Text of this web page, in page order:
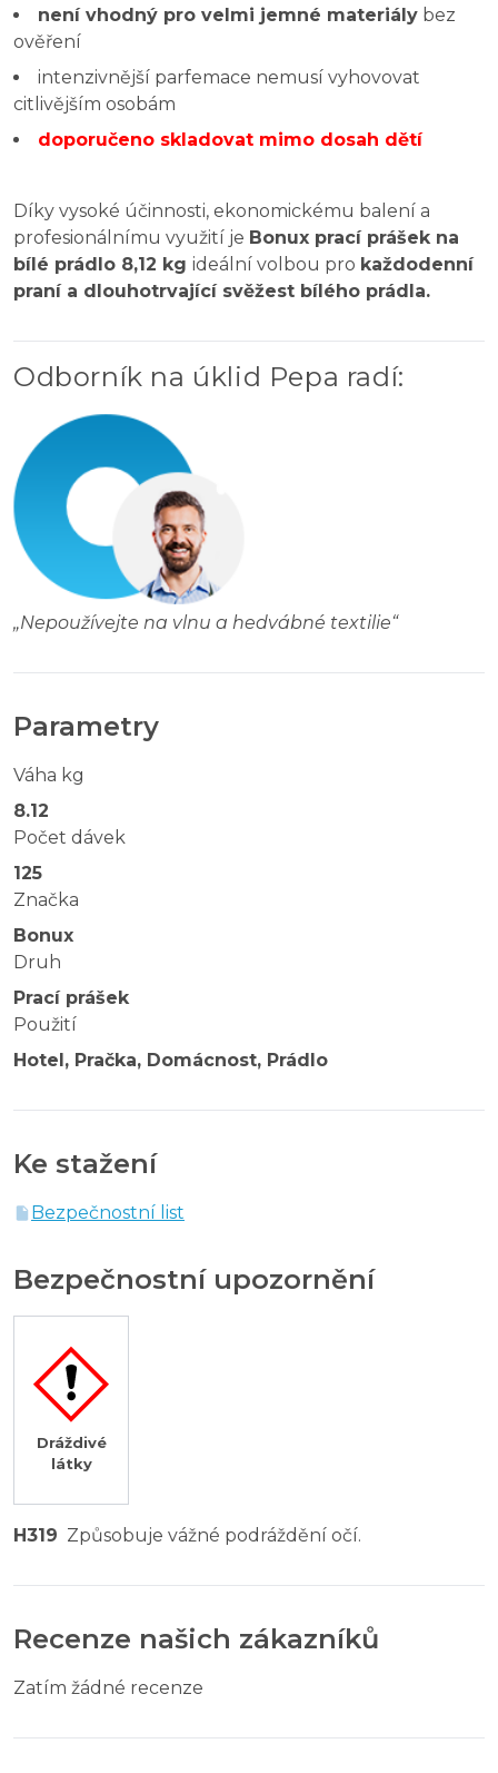
není vhodný pro velmi jemné materiály bez
ověření
intenzivnější parfemace nemusí vyhovovat
citlivějším osobám
doporučeno skladovat mimo dosah dětí
Díky vysoké účinnosti, ekonomickému balení a
profesionálnímu využití je Bonux prací prášek na
bílé prádlo 8,12 kg ideální volbou pro každodenní
praní a dlouhotrvající svěžest bílého prádla.
Odborník na úklid Pepa radí:
„Nepoužívejte na vlnu a hedvábné textilie“
Parametry
Váha kg
8.12
Počet dávek
125
Značka
Bonux
Druh
Prací prášek
Použití
Hotel, Pračka, Domácnost, Prádlo
Ke stažení
Bezpečnostní list
Bezpečnostní upozornění
Dráždivé
látky
H319 Způsobuje vážné podráždění očí.
Recenze našich zákazníků
Zatím žádné recenze